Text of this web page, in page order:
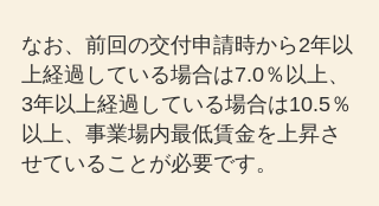
なお、前回の交付申請時から2年以
上経過している場合は7.0％以上、
3年以上経過している場合は10.5％
以上、事業場内最低賃金を上昇さ
せていることが必要です。